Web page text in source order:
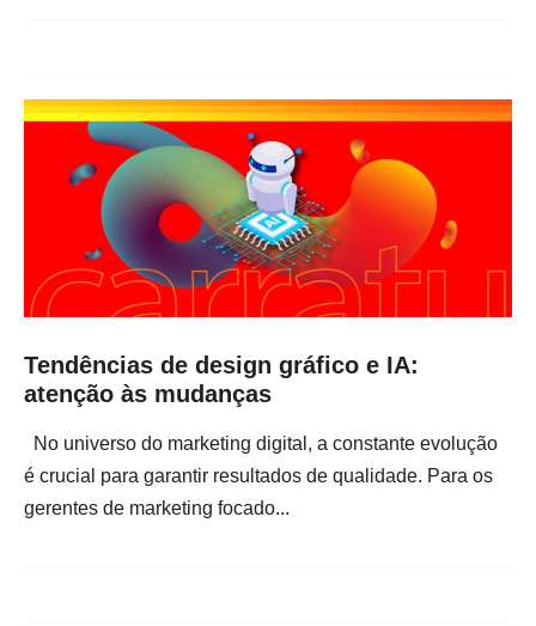
Tendências de design gráfico e IA:
atenção às mudanças
No universo do marketing digital, a constante evolução
é crucial para garantir resultados de qualidade. Para os
gerentes de marketing focado...